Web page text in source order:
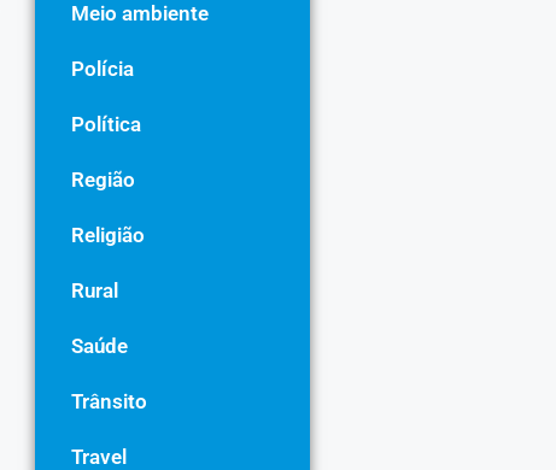
Meio ambiente
Polícia
Política
Região
Religião
Rural
Saúde
Trânsito
Travel